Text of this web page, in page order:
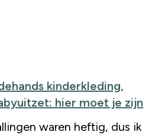
kinderkleding,
hier moet je zijn
waren heftig, dus ik